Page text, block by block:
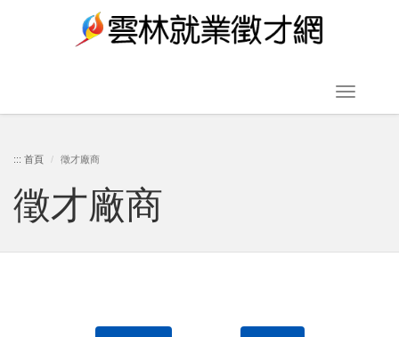
容
塊
Toggle
::: 首頁 徵才廠商
徵才廠商